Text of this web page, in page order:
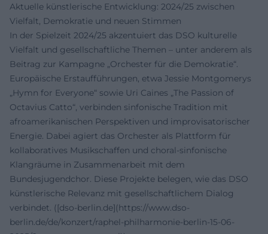
Aktuelle künstlerische Entwicklung: 2024/25 zwischen
Vielfalt, Demokratie und neuen Stimmen
In der Spielzeit 2024/25 akzentuiert das DSO kulturelle
Vielfalt und gesellschaftliche Themen – unter anderem als
Beitrag zur Kampagne „Orchester für die Demokratie“.
Europäische Erstaufführungen, etwa Jessie Montgomerys
„Hymn for Everyone“ sowie Uri Caines „The Passion of
Octavius Catto“, verbinden sinfonische Tradition mit
afroamerikanischen Perspektiven und improvisatorischer
Energie. Dabei agiert das Orchester als Plattform für
kollaboratives Musikschaffen und choral-sinfonische
Klangräume in Zusammenarbeit mit dem
Bundesjugendchor. Diese Projekte belegen, wie das DSO
künstlerische Relevanz mit gesellschaftlichem Dialog
verbindet. ([dso-berlin.de](https://www.dso-
berlin.de/de/konzert/raphel-philharmonie-berlin-15-06-